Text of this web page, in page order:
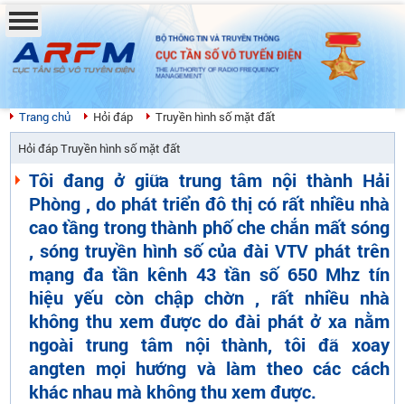
BỘ THÔNG TIN VÀ TRUYỀN THÔNG
CỤC TẦN SỐ VÔ TUYẾN ĐIỆN
THE AUTHORITY OF RADIO FREQUENCY
MANAGEMENT
Trang chủ Hỏi đáp
Truyền hình số mặt đất
Hỏi đáp Truyền hình số mặt đất
Tôi đang ở giữa trung tâm nội thành Hải
Phòng , do phát triển đô thị có rất nhiều nhà
cao tầng trong thành phố che chắn mất sóng
, sóng truyền hình số của đài VTV phát trên
mạng đa tần kênh 43 tần số 650 Mhz tín
hiệu yếu còn chập chờn , rất nhiều nhà
không thu xem được do đài phát ở xa nằm
ngoài trung tâm nội thành, tôi đã xoay
angten mọi hướng và làm theo các cách
khác nhau mà không thu xem được.